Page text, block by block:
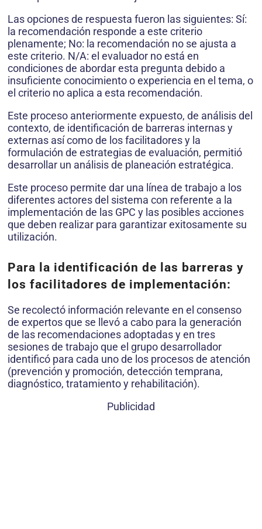
Las opciones de respuesta fueron las siguientes: Sí:
la recomendación responde a este criterio
plenamente; No: la recomendación no se ajusta a
este criterio. N/A: el evaluador no está en
condiciones de abordar esta pregunta debido a
insuficiente conocimiento o experiencia en el tema, o
el criterio no aplica a esta recomendación.
Este proceso anteriormente expuesto, de análisis del
contexto, de identificación de barreras internas y
externas así como de los facilitadores y la
formulación de estrategias de evaluación, permitió
desarrollar un análisis de planeación estratégica.
Este proceso permite dar una línea de trabajo a los
diferentes actores del sistema con referente a la
implementación de las GPC y las posibles acciones
que deben realizar para garantizar exitosamente su
utilización.
Para la identificación de las barreras y
los facilitadores de implementación:
Se recolectó información relevante en el consenso
de expertos que se llevó a cabo para la generación
de las recomendaciones adoptadas y en tres
sesiones de trabajo que el grupo desarrollador
identificó para cada uno de los procesos de atención
(prevención y promoción, detección temprana,
diagnóstico, tratamiento y rehabilitación).
Publicidad